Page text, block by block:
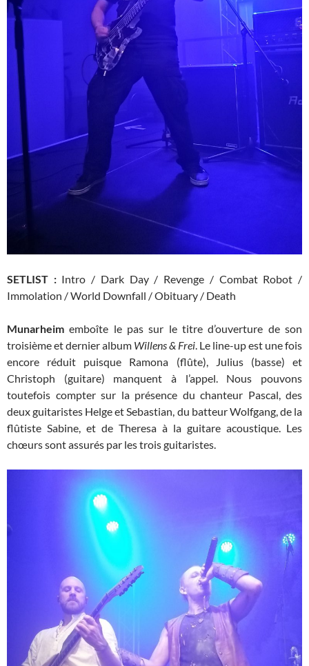
SETLIST :Intro / Dark Day / Revenge / Combat Robot /
Immolation / World Downfall / Obituary / Death
Munarheim emboîte le pas sur le titre d’ouverture de son
troisième et dernier album Willens & Frei. Le line-up est une fois
encore réduit puisque Ramona (flûte), Julius (basse) et
Christoph (guitare) manquent à l’appel. Nous pouvons
toutefois compter sur la présence du chanteur Pascal, des
deux guitaristes Helge et Sebastian, du batteur Wolfgang, de la
flûtiste Sabine, et de Theresa à la guitare acoustique. Les
chœurs sont assurés par les trois guitaristes.